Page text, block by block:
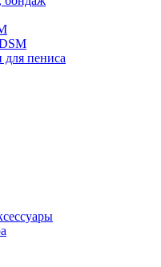
пениса